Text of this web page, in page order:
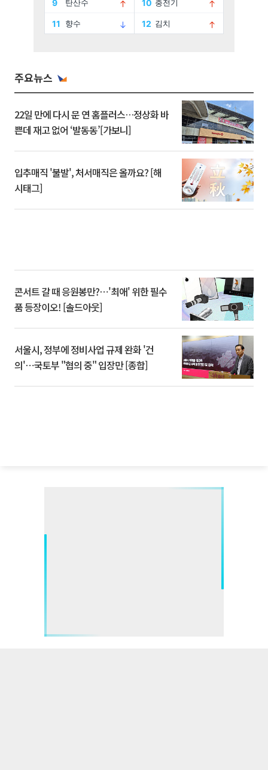
주요뉴스
22일 만에 다시 문 연 홈플러스…정상화 바
쁜데 재고 없어 ‘발동동’[가보니]
입추매직 '불발', 처서매직은 올까요? [해
시태그]
콘서트 갈 때 응원봉만?⋯'최애' 위한 필수
품 등장이오! [솔드아웃]
서울시, 정부에 정비사업 규제 완화 '건
의'⋯국토부 "협의 중" 입장만 [종합]